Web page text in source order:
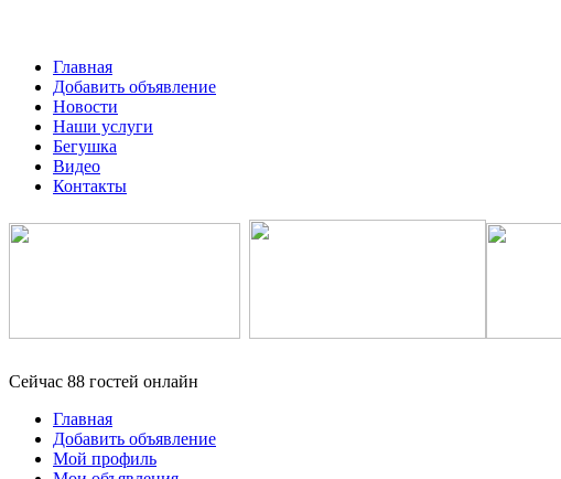
Главная
Добавить объявление
Новости
Наши услуги
Бегушка
Видео
Контакты
Сейчас 88 гостей онлайн
Главная
Добавить объявление
Мой профиль